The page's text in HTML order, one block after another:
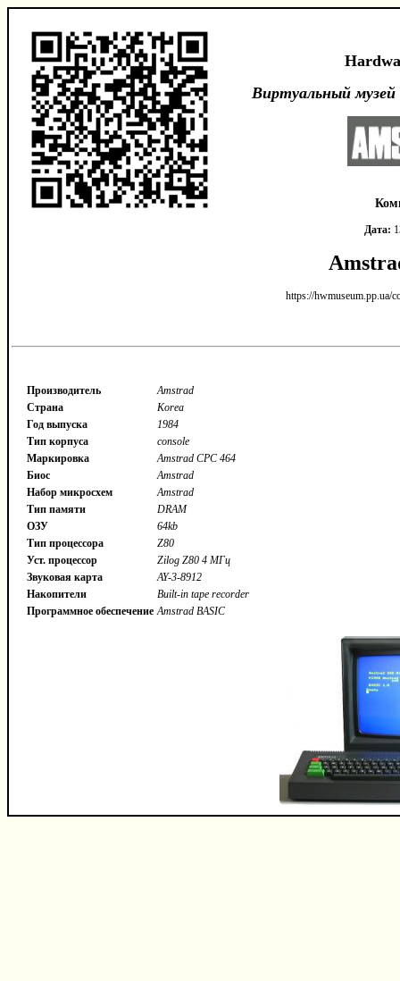
Виртуальный
Дата:
https://hwmuseum.pp.ua/
Производитель
Amstrad
Страна
Korea
Год выпуска
1984
Тип корпуса
console
Маркировка
Amstrad CPC 464
Биос
Amstrad
Набор микросхем
Amstrad
Тип памяти
DRAM
ОЗУ
64kb
Тип процессора
Z80
Уст. процессор
Zilog Z80 4 МГц
Звуковая карта
AY-3-8912
Накопители
Built-in tape recorder
Программное обеспечение Amstrad BASIC